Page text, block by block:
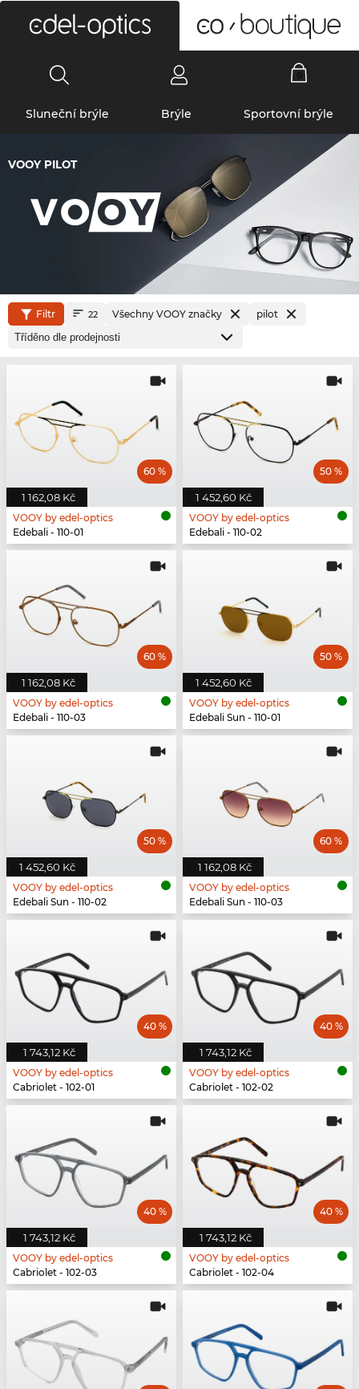
Sluneční brýle Brýle Sportovní brýle
VOOY PILOT
Filtr 22 Všechny VOOY značky pilot
1 162,08 Kč
60 %
VOOY by edel-optics
Edebali - 110-01
1 452,60 Kč
50 %
VOOY by edel-optics
Edebali - 110-02
1 162,08 Kč
60 %
VOOY by edel-optics
Edebali - 110-03
1 452,60 Kč
50 %
VOOY by edel-optics
Edebali Sun - 110-01
1 452,60 Kč
50 %
VOOY by edel-optics
Edebali Sun - 110-02
1 162,08 Kč
60 %
VOOY by edel-optics
Edebali Sun - 110-03
1 743,12 Kč
40 %
VOOY by edel-optics
Cabriolet - 102-01
1 743,12 Kč
40 %
VOOY by edel-optics
Cabriolet - 102-02
1 743,12 Kč
40 %
VOOY by edel-optics
Cabriolet - 102-03
1 743,12 Kč
40 %
VOOY by edel-optics
Cabriolet - 102-04